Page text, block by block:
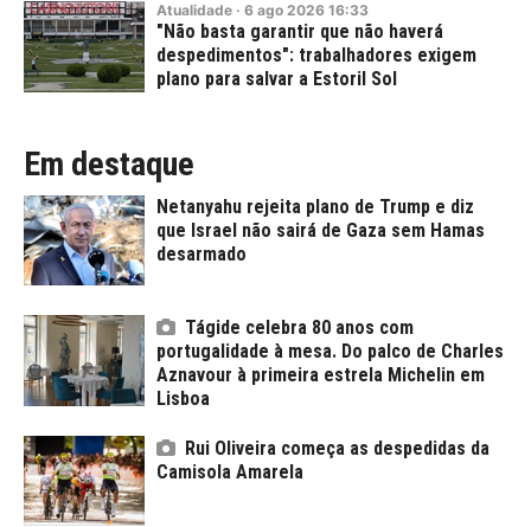
Atualidade · 6 ago 2026 16:33
"Não basta garantir que não haverá
despedimentos": trabalhadores exigem
plano para salvar a Estoril Sol
Em destaque
Netanyahu rejeita plano de Trump e diz
que Israel não sairá de Gaza sem Hamas
desarmado
Tágide celebra 80 anos com
portugalidade à mesa. Do palco de Charles
Aznavour à primeira estrela Michelin em
Lisboa
Rui Oliveira começa as despedidas da
Camisola Amarela